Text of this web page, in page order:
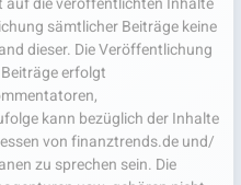
sämtlicher Beiträge keine
dieser. Die Veröffentlichung
erfolgt
kann bezüglich der Inhalte
von finanztrends.de und/
zu sprechen sein. Die